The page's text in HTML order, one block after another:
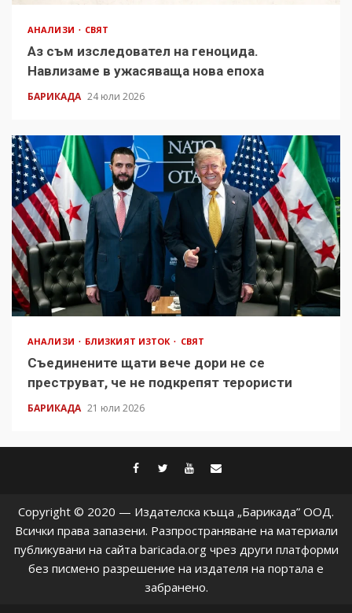
АНАЛИЗИ СВЯТ
Аз съм изследовател на геноцида.
Навлизаме в ужасяваща нова епоха
БАРИКАДА 24 юли 2026
АНАЛИЗИ БЛИЗКИЯТ ИЗТОК СВЯТ
Съединените щати вече дори не се
преструват, че не подкрепят терористи
БАРИКАДА 21 юли 2026
facebook
twitter
youtube
Copyright © 2020 — Издателска къща „Барикада” ООД.
Всички права запазени. Разпространяване на материали
публикувани на сайта baricada.org чрез други платформи
без писмено разрешение на издателя на портала е
забранено.